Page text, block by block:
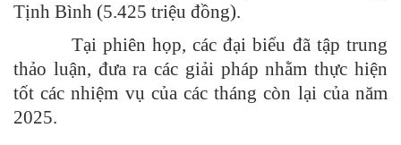
Tịnh Bình (5.425 triệu đồng).
Tại phiên họp, các đại biểu đã tập trung
thảo luận, đưa ra các giải pháp nhằm thực hiện
tốt các nhiệm vụ của các tháng còn lại của năm
2025.